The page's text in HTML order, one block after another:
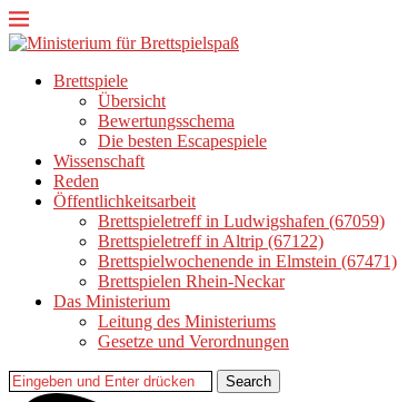
Brettspiele
Übersicht
Bewertungsschema
Die besten Escapespiele
Wissenschaft
Reden
Öffentlichkeitsarbeit
Brettspieletreff in Ludwigshafen (67059)
Brettspieletreff in Altrip (67122)
Brettspielwochenende in Elmstein (67471)
Brettspielen Rhein-Neckar
Das Ministerium
Leitung des Ministeriums
Gesetze und Verordnungen
Search